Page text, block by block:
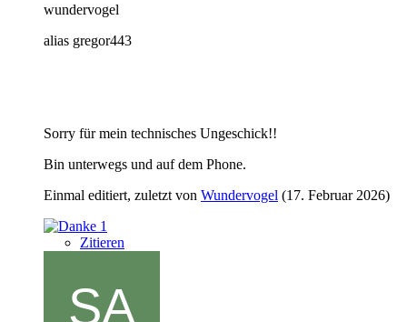
wundervogel
alias gregor443
Sorry für mein technisches Ungeschick!!
Bin unterwegs und auf dem Phone.
Einmal editiert, zuletzt von Wundervogel (17. Februar 2026)
1
Zitieren